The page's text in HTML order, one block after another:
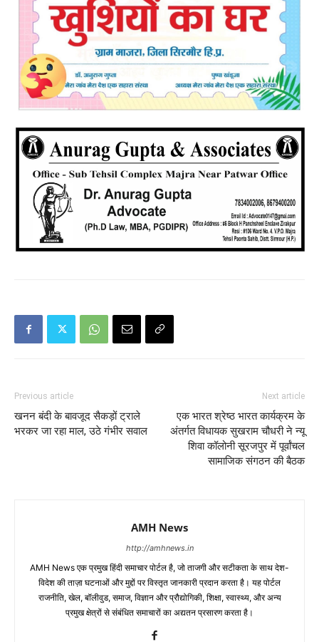
Previous article
खनन बंदी के बावजूद सैकड़ों ट्राले
भरकर जा रहा माल, उठे गंभीर सवाल
Next article
एक भारत श्रेष्ठ भारत कार्यक्रम के
अंतर्गत विधायक सुखराम चौधरी ने न्यू
शिवा कॉलोनी सूरजपुर में पूर्वांचल
सामाजिक संगठन की बैठक
AMH News
http://amhnews.in
AMH News एक प्रमुख हिंदी समाचार पोर्टल है, जो ताजगी और सटीकता के साथ देश-
विदेश की ताज़ा घटनाओं और मुद्दों पर विस्तृत जानकारी प्रदान करता है। यह पोर्टल
राजनीति, खेल, बॉलीवुड, समाज, विज्ञान और प्रौद्योगिकी, शिक्षा, स्वास्थ्य, और अन्य
प्रमुख क्षेत्रों से संबंधित समाचारों का अद्यतन प्रसारण करता है।